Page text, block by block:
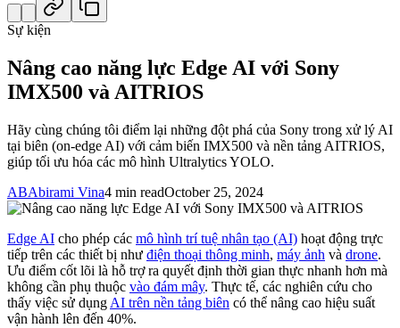
Sự kiện
Nâng cao năng lực Edge AI với Sony
IMX500 và AITRIOS
Hãy cùng chúng tôi điểm lại những đột phá của Sony trong xử lý AI
tại biên (on-edge AI) với cảm biến IMX500 và nền tảng AITRIOS,
giúp tối ưu hóa các mô hình Ultralytics YOLO.
ABAbirami Vina4 min readOctober 25, 2024
Edge AI cho phép các mô hình trí tuệ nhân tạo (AI) hoạt động trực
tiếp trên các thiết bị như điện thoại thông minh, máy ảnh và drone.
Ưu điểm cốt lõi là hỗ trợ ra quyết định thời gian thực nhanh hơn mà
không cần phụ thuộc vào đám mây. Thực tế, các nghiên cứu cho
thấy việc sử dụng AI trên nền tảng biên có thể nâng cao hiệu suất
vận hành lên đến 40%.